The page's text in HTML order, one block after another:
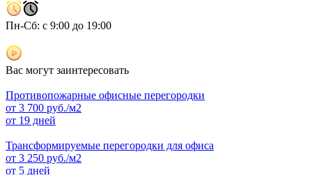
Пн-Сб: с 9:00 до 19:00
Вас могут заинтересовать
Противопожарные офисные перегородки
от 3 700 руб./м2
от 19 дней
Трансформируемые перегородки для офиса
от 3 250 руб./м2
от 5 дней